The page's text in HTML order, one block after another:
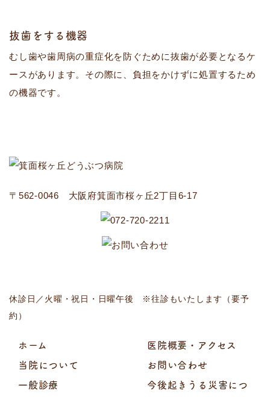
抜歯をする機器
むし歯や歯周病の重症化を防ぐために抜歯が必要となるケ
ースがあります。その際に、負担をかけずに処置するため
の機器です。
〒562-0046 大阪府箕面市桜ヶ丘2丁目6-17
休診日／火曜・祝日・日曜午後 ※往診もいたします（要予
約）
ホーム
当院について
一般診療
医院概要・アクセス
お問い合わせ
今後起きうる災害につ